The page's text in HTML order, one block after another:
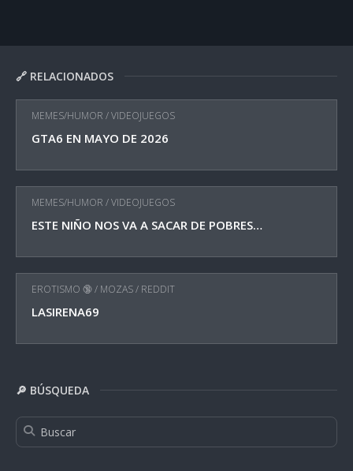
🔗 RELACIONADOS
MEMES/HUMOR /VIDEOJUEGOS
GTA6 EN MAYO DE 2026
MEMES/HUMOR /VIDEOJUEGOS
ESTE NIÑO NOS VA A SACAR DE POBRES…
EROTISMO 🔞/ MOZAS/ REDDIT
LASIRENA69
🔎 BÚSQUEDA